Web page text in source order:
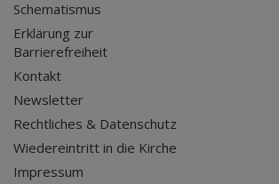
Schematismus
Erklärung zur
Barrierefreiheit
Kontakt
Newsletter
Rechtliches & Datenschutz
Wiedereintritt in die Kirche
Impressum